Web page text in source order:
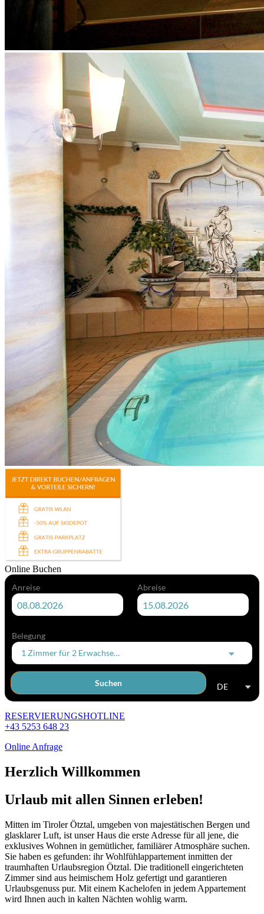
Online Buchen
Anreise Abreise
Belegung
1 Zimmerfür 2 Erwachsene
Suchen DE
RESERVIERUNGSHOTLINE
+43 5253 648 23
Online Anfrage
Herzlich Willkommen
Urlaub mit allen Sinnen erleben!
Mitten im Tiroler Ötztal, umgeben von majestätischen Bergen und
glasklarer Luft, ist unser Haus die erste Adresse für all jene, die
exklusives Wohnen in gemütlicher, familiärer Atmosphäre suchen.
Sie haben es gefunden: ihr Wohlfühlappartement inmitten der
traumhaften Urlaubsregion Ötztal. Die traditionell eingerichteten
Zimmer sind aus heimischem Holz gefertigt und garantieren
Urlaubsgenuss pur. Mit einem Kachelofen in jedem Appartement
wird Ihnen auch in kalten Nächten wohlig warm.